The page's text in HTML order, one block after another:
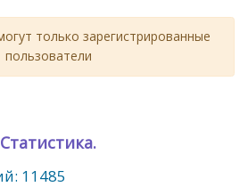
только зарегистрированные
пользователи
Статистика.
11485